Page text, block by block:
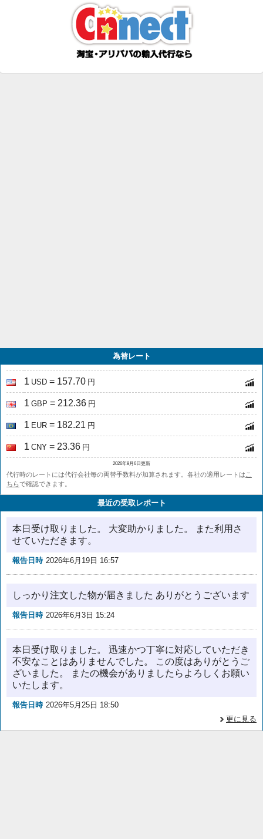
為替レート
1 USD = 157.70 円
1 GBP = 212.36 円
1 EUR = 182.21 円
1 CNY = 23.36 円
2026年8月6日更新
代行時のレートには代行会社毎の両替手数料が加算されます。各社の適用レートはこ
ちらで確認できます。
最近の受取レポート
本日受け取りました。 大変助かりました。 また利用さ
せていただきます。
報告日時 2026年6月19日 16:57
しっかり注文した物が届きました ありがとうございます
報告日時 2026年6月3日 15:24
本日受け取りました。 迅速かつ丁寧に対応していただき
不安なことはありませんでした。 この度はありがとうご
ざいました。 またの機会がありましたらよろしくお願い
いたします。
報告日時 2026年5月25日 18:50
更に見る